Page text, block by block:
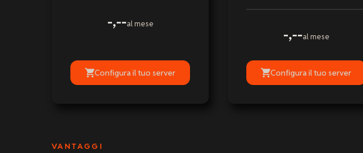
-,--al mese
Configura il tuo server
-,--al mese
Configura il tuo server
VANTAGGI